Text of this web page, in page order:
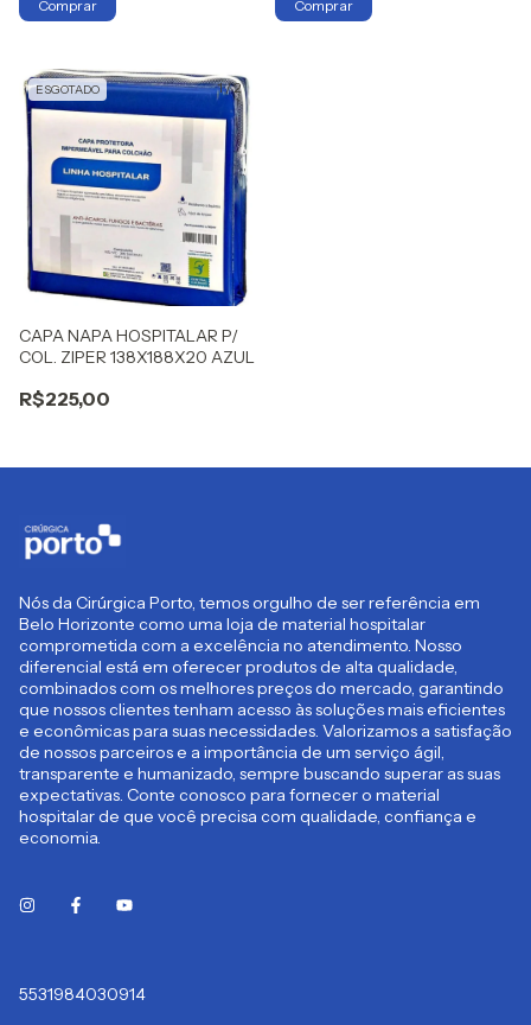
1/2
ESGOTADO
CAPA NAPA HOSPITALAR P/
COL. ZIPER 138X188X20 AZUL
R$225,00
Nós da Cirúrgica Porto, temos orgulho de ser referência em
Belo Horizonte como uma loja de material hospitalar
comprometida com a excelência no atendimento. Nosso
diferencial está em oferecer produtos de alta qualidade,
combinados com os melhores preços do mercado, garantindo
que nossos clientes tenham acesso às soluções mais eficientes
e econômicas para suas necessidades. Valorizamos a satisfação
de nossos parceiros e a importância de um serviço ágil,
transparente e humanizado, sempre buscando superar as suas
expectativas. Conte conosco para fornecer o material
hospitalar de que você precisa com qualidade, confiança e
economia.
5531984030914